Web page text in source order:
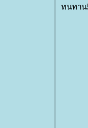
ทนทาน